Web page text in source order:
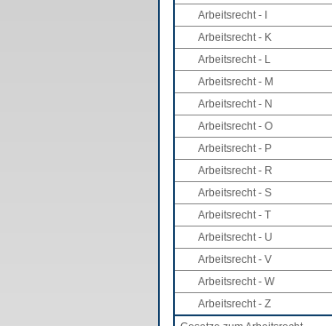
Arbeitsrecht - I
Arbeitsrecht - K
Arbeitsrecht - L
Arbeitsrecht - M
Arbeitsrecht - N
Arbeitsrecht - O
Arbeitsrecht - P
Arbeitsrecht - R
Arbeitsrecht - S
Arbeitsrecht - T
Arbeitsrecht - U
Arbeitsrecht - V
Arbeitsrecht - W
Arbeitsrecht - Z